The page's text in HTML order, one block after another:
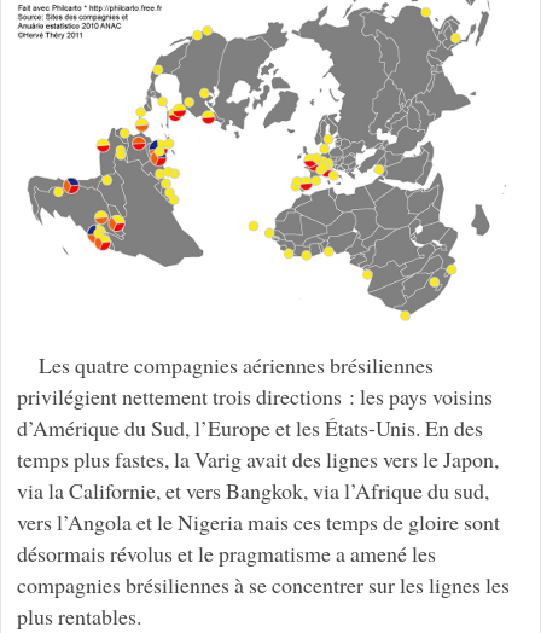
Les quatre compagnies aériennes brésiliennes
privilégient nettement trois directions : les pays voisins
d’Amérique du Sud, l’Europe et les États-Unis. En des
temps plus fastes, la Varig avait des lignes vers le Japon,
via la Californie, et vers Bangkok, via l’Afrique du sud,
vers l’Angola et le Nigeria mais ces temps de gloire sont
désormais révolus et le pragmatisme a amené les
compagnies brésiliennes à se concentrer sur les lignes les
plus rentables.